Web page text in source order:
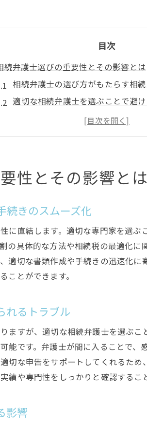
目次
続弁護士選びの重要性とその影響とは
相続弁護士の選び方がもたらす相
適切な相続弁護士を選ぶことで避
相続弁護士の選択が遺産分割に与え
相続弁護士の経験がもたらす具体
相続弁護士選びの失敗例から学ぶべ
切な相続専門家を見つけるためのステ
相続専門家の経験と実績を確認する
相続専門家との初回相談で確認す
相続専門家の選定における費用透明
評判と口コミを活用した相続専門家
域特性を理解した相続弁護士の選び方
地域特性を理解した弁護士が提供
地域に根ざした相続弁護士と全国
地域特性に基づく相続法の理解がも
地元の評判を参考にした相続弁護士
性とその影響とは
続きのスムーズ化
に直結します。適切な専門家を選
の具体的な方法や相続税の最適化
適切な書類作成や手続きの迅速化
ことができます。
れるトラブル
ますが、適切な相続弁護士を選ぶ
能です。弁護士が間に入ることで
切な申告をサポートしてくれるた
績や専門性をしっかりと確認するこ
影響